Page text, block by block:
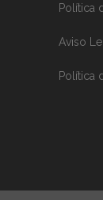
Política
Aviso
Política